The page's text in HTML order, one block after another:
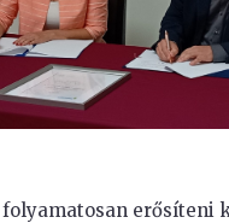
erősíteni